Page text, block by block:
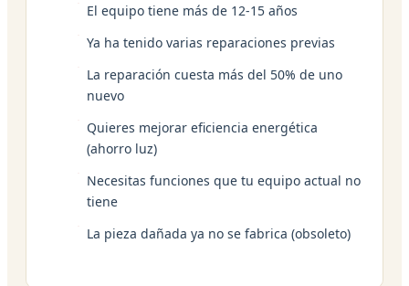
El equipo tiene más de 12-15 años
Ya ha tenido varias reparaciones previas
La reparación cuesta más del 50% de uno
nuevo
Quieres mejorar eficiencia energética
(ahorro luz)
Necesitas funciones que tu equipo actual no
tiene
La pieza dañada ya no se fabrica (obsoleto)